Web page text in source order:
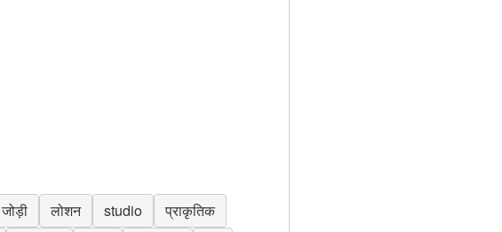
जोड़ी लोशन studio
प्राकृतिक